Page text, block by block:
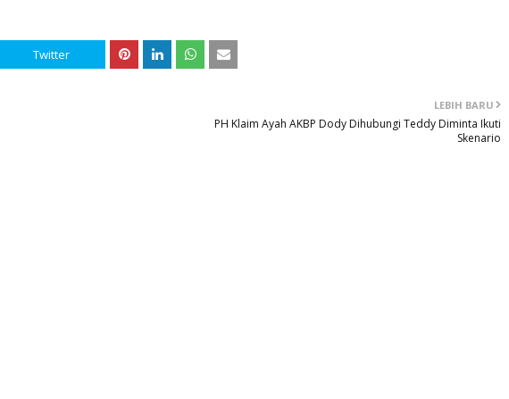
Twitter
LEBIH BARU
PH Klaim Ayah AKBP Dody Dihubungi Teddy Diminta Ikuti
Skenario